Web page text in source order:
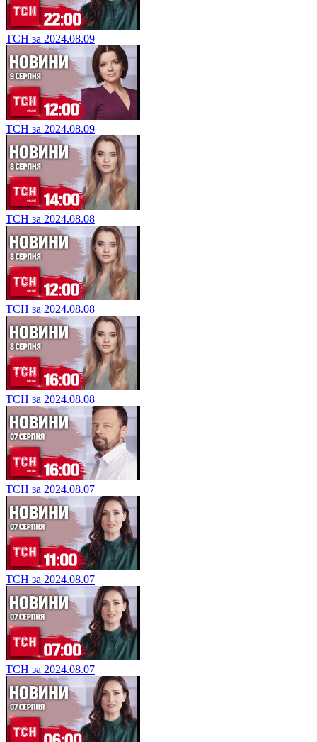
ТСН за 2024.08.09
ТСН за 2024.08.09
ТСН за 2024.08.08
ТСН за 2024.08.08
ТСН за 2024.08.08
ТСН за 2024.08.07
ТСН за 2024.08.07
ТСН за 2024.08.07